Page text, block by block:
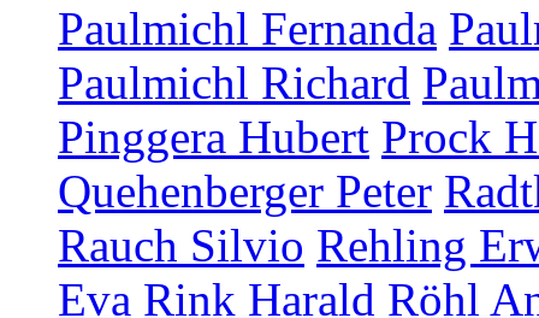
Paulmichl Fernanda
Paulmichl Richard
Pinggera Hubert Prock
Quehenberger Peter
Rauch Silvio Rehling
Eva Rink Harald Röhl